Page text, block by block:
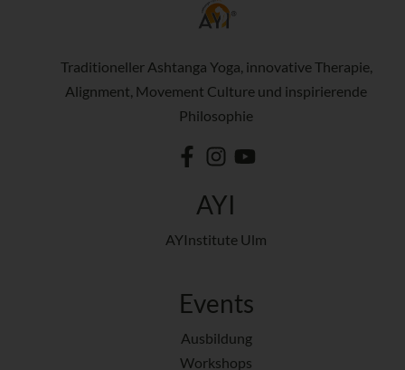
Traditioneller Ashtanga Yoga, innovative Therapie,
Alignment, Movement Culture und inspirierende
Philosophie
AYI
AYInstitute Ulm
Events
Ausbildung
Workshops